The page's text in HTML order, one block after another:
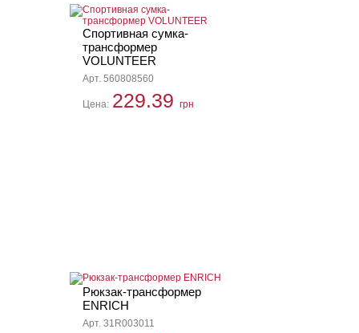
Спортивная сумка-
трансформер
VOLUNTEER
Арт. 560808560
Цена: 229.39 грн
Рюкзак-трансформер
ENRICH
Арт. 31R003011